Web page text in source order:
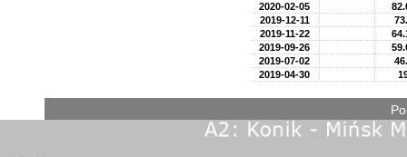
2020-02-05
2019-12-11
2019-11-22
2019-09-26
2019-07-02
2019-04-30